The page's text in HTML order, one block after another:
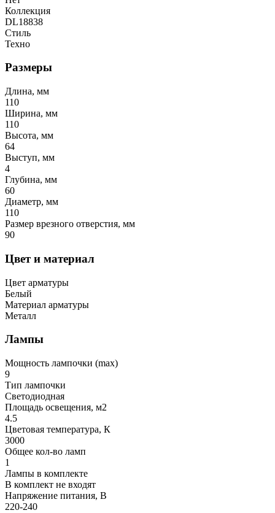
Коллекция
DL18838
Стиль
Техно
Размеры
Длина, мм
110
Ширина, мм
110
Высота, мм
64
Выступ, мм
4
Глубина, мм
60
Диаметр, мм
110
Размер врезного отверстия, мм
90
Цвет и материал
Цвет арматуры
Белый
Материал арматуры
Металл
Лампы
Мощность лампочки (max)
9
Тип лампочки
Светодиодная
Площадь освещения, м2
4.5
Цветовая температура, К
3000
Общее кол-во ламп
1
Лампы в комплекте
В комплект не входят
Напряжение питания, В
220-240